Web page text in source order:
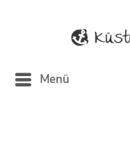
Menü